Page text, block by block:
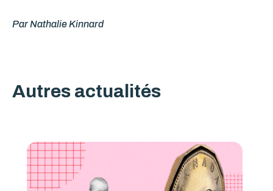
Par Nathalie Kinnard
Autres actualités